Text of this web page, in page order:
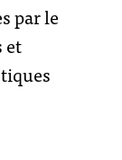
par le
et